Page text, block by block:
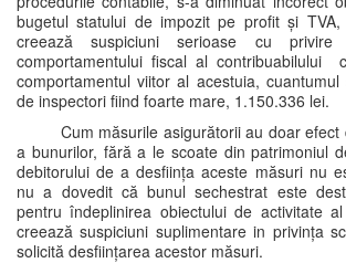
bugetul statului de impozit pe profit și
creează suspiciuni serioase cu privire
comportamentului fiscal al contribuabilului
comportamentul viitor al acestuia,
de inspectori fiind foarte mare, 1.150.336 lei.
Cum măsurile asigurătorii au doar efect
a bunurilor, fără a le scoate din patrimoniul
debitorului de a desființa aceste măsuri nu
nu a dovedit că bunul sechestrat este
pentru îndeplinirea obiectului de activitate
creează suspiciuni suplimentare in privința
solicită desființarea acestor măsuri.